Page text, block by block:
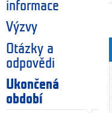
informace
Výzvy
Otázky a
odpovědi
Ukončená
období